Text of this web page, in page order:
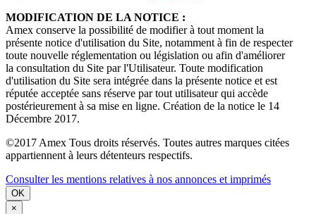
MODIFICATION DE LA NOTICE :
Amex conserve la possibilité de modifier à tout moment la
présente notice d'utilisation du Site, notamment à fin de respecter
toute nouvelle réglementation ou législation ou afin d'améliorer
la consultation du Site par l'Utilisateur. Toute modification
d'utilisation du Site sera intégrée dans la présente notice et est
réputée acceptée sans réserve par tout utilisateur qui accède
postérieurement à sa mise en ligne. Création de la notice le 14
Décembre 2017.
©2017 Amex Tous droits réservés. Toutes autres marques citées
appartiennent à leurs détenteurs respectifs.
Consulter les mentions relatives à nos annonces et imprimés
OK
×